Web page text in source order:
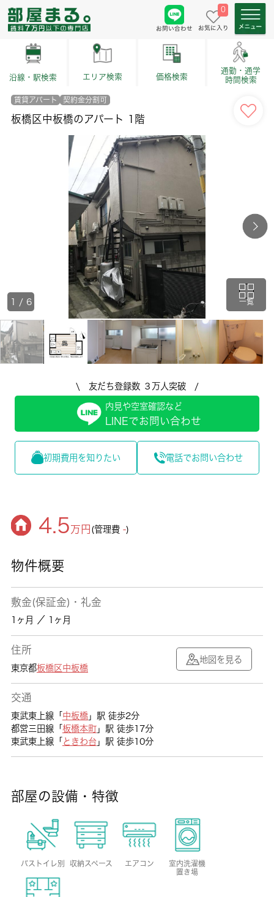
お問い合わせ
0
お気に入り
沿線・駅検索 エリア検索 価格検索
通勤・通学
時間検索
賃貸アパート 契約金分割可
板橋区中板橋のアパート 1階
一覧
1 / 6
\ 友だち登録数 ３万人突破 /
内見や空室確認など
LINEでお問い合わせ
初期費用を知りたい 電話でお問い合わせ
4.5万円 (管理費-)
物件概要
敷金(保証金)・礼金
1ヶ月 ／ 1ヶ月
住所
東京都板橋区中板橋
地図を見る
交通
東武東上線「 中板橋」駅 徒歩2分
都営三田線「 板橋本町」駅 徒歩17分
東武東上線「 ときわ台」駅 徒歩10分
部屋の設備・特徴
バストイレ別 収納スペース エアコン
室内洗濯機
置き場